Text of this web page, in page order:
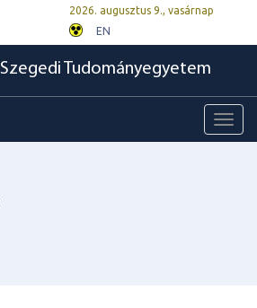
2026. augusztus 9., vasárnap
EN
Szegedi Tudományegyetem